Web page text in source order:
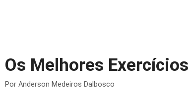
Os Melhores
Por Anderson Medeiros Dalbosco